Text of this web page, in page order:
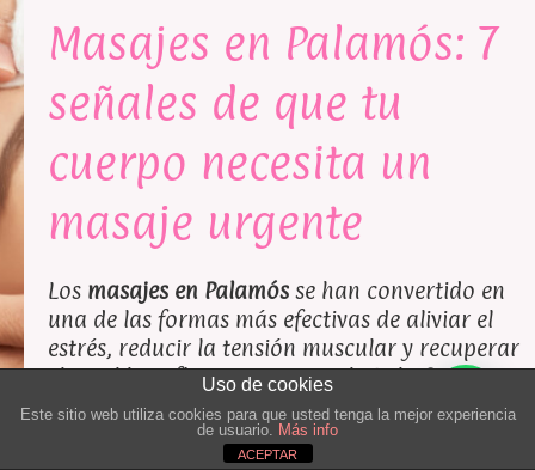
Masajes en Palamós: 7
señales de que tu
cuerpo necesita un
masaje urgente
Los masajes en Palamós se han convertido en
una de las formas más efectivas de aliviar el
estrés, reducir la tensión muscular y recuperar
el equilibrio físico y emocional. En laCosta
Brava, muchas personas conviven con
molestias corporales, cansancio o ansiedad
sin darse cuenta de que su cuerpo está
Uso de cookies
Este sitio web utiliza cookies para que usted tenga la mejor experiencia
de usuario. Más info
ACEPTAR